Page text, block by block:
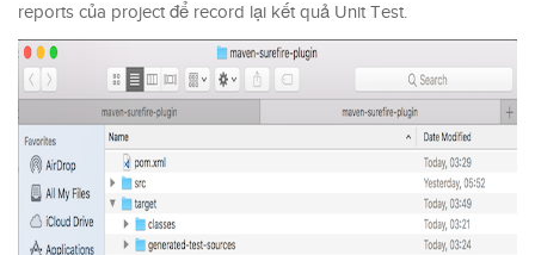
reports của project để record lại kết quả Unit Test.